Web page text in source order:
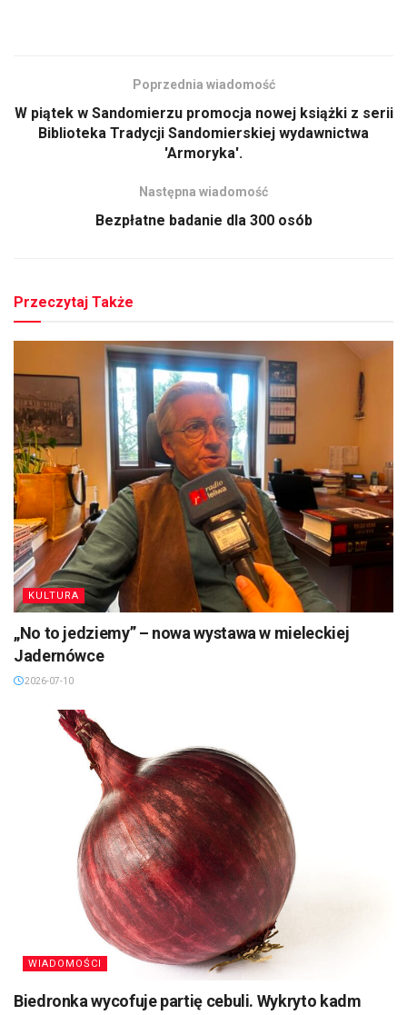
Poprzednia wiadomość
W piątek w Sandomierzu promocja nowej książki z serii
Biblioteka Tradycji Sandomierskiej wydawnictwa
'Armoryka'.
Następna wiadomość
Bezpłatne badanie dla 300 osób
Przeczytaj Także
KULTURA
„No to jedziemy” – nowa wystawa w mieleckiej
Jadernówce
2026-07-10
WIADOMOŚCI
Biedronka wycofuje partię cebuli. Wykryto kadm